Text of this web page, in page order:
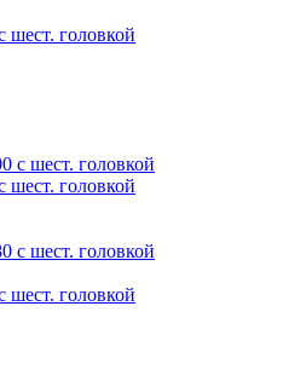
шест. головкой
шест. головкой
шест. головкой